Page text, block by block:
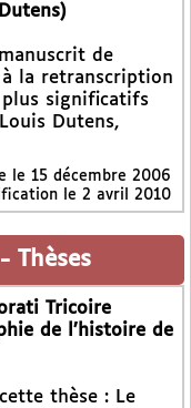
de
à la retranscription
plus significatifs
Dutens,
le 15 décembre 2006
le 2 avril 2010
- Thèses
Tricoire
de l’histoire de
thèse : Le